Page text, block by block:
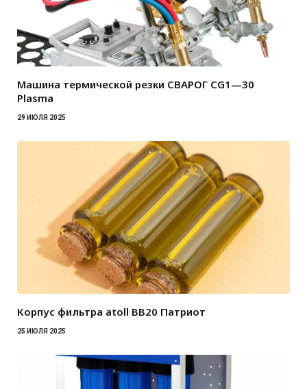
Машина термической резки СВАРОГ CG1—30
Plasma
29 ИЮЛЯ 2025
Корпус фильтра atoll BB20 Патриот
25 ИЮЛЯ 2025